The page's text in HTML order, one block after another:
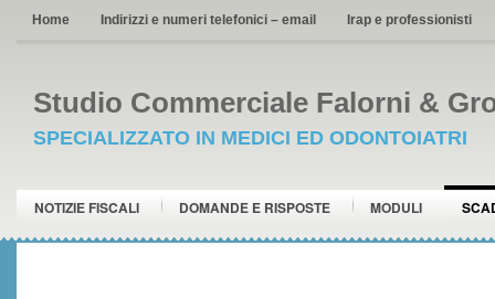
Home Indirizzi e numeri telefonici – email Irap e professionisti
Studio Commerciale Falorni &
SPECIALIZZATO IN MEDICI ED ODONTOIATRI
NOTIZIE FISCALI DOMANDE E RISPOSTE MODULI